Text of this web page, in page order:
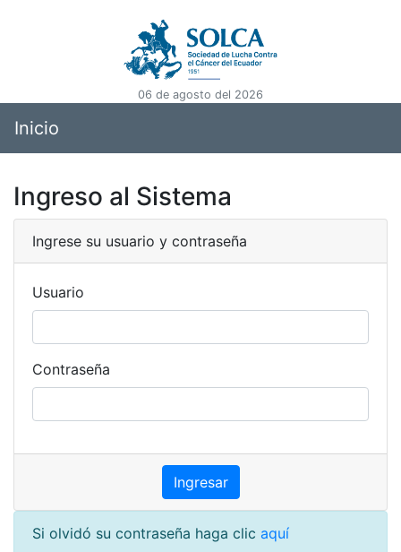
06 de agosto del 2026
Inicio
Ingreso al Sistema
Ingrese su usuario y contraseña
Usuario
Contraseña
Si olvidó su contraseña haga clic aquí